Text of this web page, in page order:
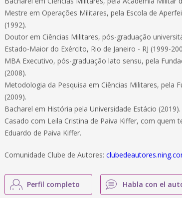
Mestre em Operações Militares, pela Escola de
(1992).
Doutor em Ciências Militares, pós-graduação
Estado-Maior do Exército, Rio de Janeiro - RJ (1999-
MBA Executivo, pós-graduação lato sensu, pela
(2008).
Metodologia da Pesquisa em Ciências Militares, pela
(2009).
Bacharel em História pela Universidade Estácio (2019).
Casado com Leila Cristina de Paiva Kiffer, com quem
Eduardo de Paiva Kiffer.
Comunidade Clube de Autores:
Perfil completo Habla con el